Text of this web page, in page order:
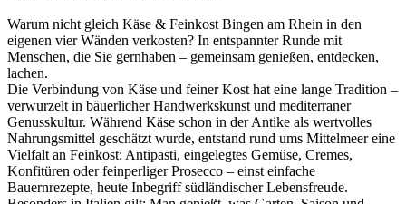
Warum nicht gleich Käse & Feinkost Bingen am Rhein in den
eigenen vier Wänden verkosten? In entspannter Runde mit
Menschen, die Sie gernhaben – gemeinsam genießen, entdecken,
lachen.
Die Verbindung von Käse und feiner Kost hat eine lange Tradition –
verwurzelt in bäuerlicher Handwerkskunst und mediterraner
Genusskultur. Während Käse schon in der Antike als wertvolles
Nahrungsmittel geschätzt wurde, entstand rund ums Mittelmeer eine
Vielfalt an Feinkost: Antipasti, eingelegtes Gemüse, Cremes,
Konfitüren oder feinperliger Prosecco – einst einfache
Bauernrezepte, heute Inbegriff südländischer Lebensfreude.